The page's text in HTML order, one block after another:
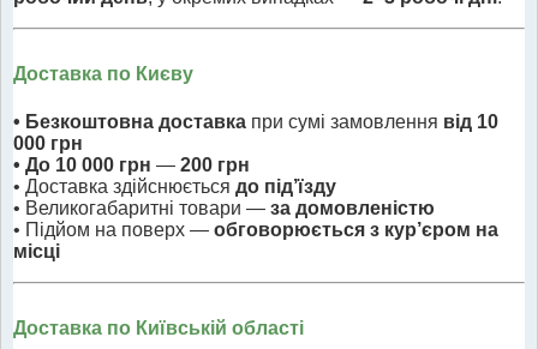
Доставка по Києву
• Безкоштовна доставка при сумі замовлення від 10
000 грн
• До 10 000 грн — 200 грн
• Доставка здійснюється до під’їзду
• Великогабаритні товари — за домовленістю
• Підйом на поверх — обговорюється з кур’єром на
місці
Доставка по Київській області